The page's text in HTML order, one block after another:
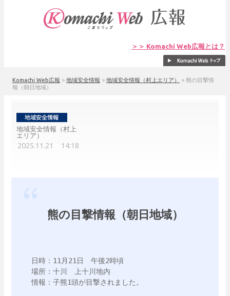
＞＞ Komachi Web広報とは？
Komachi Web広報 > 地域安全情報 > 地域安全情報（村上エリア） > 熊の目撃情
報（朝日地域）
地域安全情報（村上
エリア）
2025.11.21 14:18
熊の目撃情報（朝日地域）
日時：11月21日　午後2時頃
場所：十川　上十川地内
情報：子熊1頭が目撃されました。